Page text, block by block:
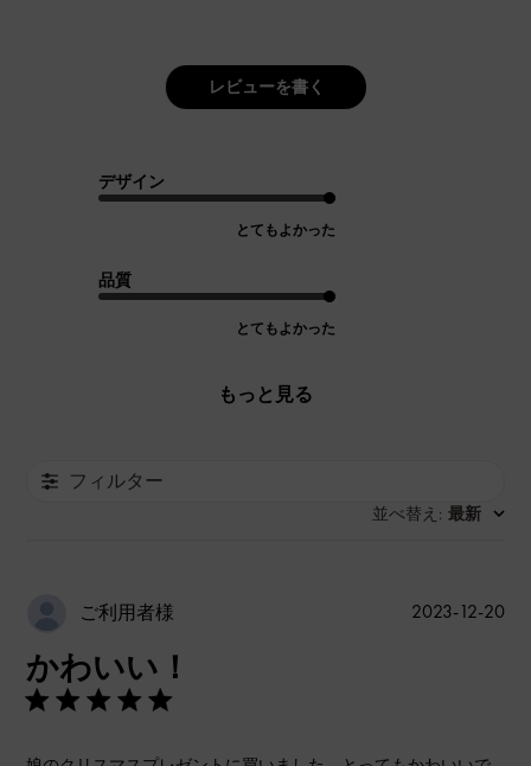
レビューを書く
デザイン
とてもよかった
品質
とてもよかった
もっと見る
フィルター
並べ替え : 最新
ご利用者様
かわいい！
公
2023-12-20